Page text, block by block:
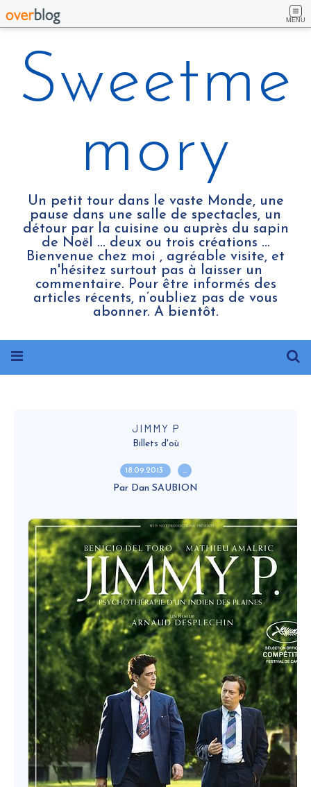
MENU
Sweetme
mory
Un petit tour dans le vaste Monde, une
pause dans une salle de spectacles, un
détour par la cuisine ou auprès du sapin
de Noël ... deux ou trois créations …
Bienvenue chez moi , agréable visite, et
n'hésitez surtout pas à laisser un
commentaire. Pour être informés des
articles récents, n’oubliez pas de vous
abonner. A bientôt.
JIMMY P
Billets d'où
18.09.2013 …
Par Dan SAUBION